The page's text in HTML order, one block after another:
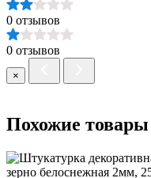
0 отзывов
0 отзывов
×
Похожие товары